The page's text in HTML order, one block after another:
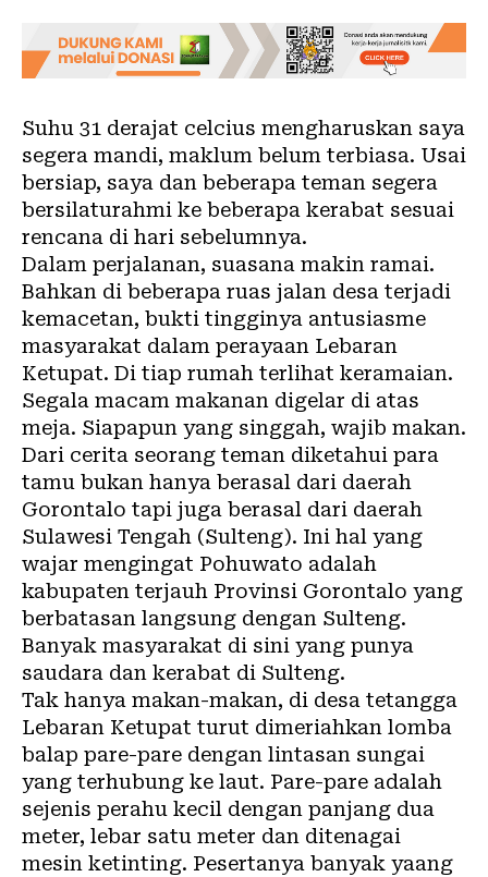
Suhu 31 derajat celcius mengharuskan saya
segera mandi, maklum belum terbiasa. Usai
bersiap, saya dan beberapa teman segera
bersilaturahmi ke beberapa kerabat sesuai
rencana di hari sebelumnya.
Dalam perjalanan, suasana makin ramai.
Bahkan di beberapa ruas jalan desa terjadi
kemacetan, bukti tingginya antusiasme
masyarakat dalam perayaan Lebaran
Ketupat. Di tiap rumah terlihat keramaian.
Segala macam makanan digelar di atas
meja. Siapapun yang singgah, wajib makan.
Dari cerita seorang teman diketahui para
tamu bukan hanya berasal dari daerah
Gorontalo tapi juga berasal dari daerah
Sulawesi Tengah (Sulteng). Ini hal yang
wajar mengingat Pohuwato adalah
kabupaten terjauh Provinsi Gorontalo yang
berbatasan langsung dengan Sulteng.
Banyak masyarakat di sini yang punya
saudara dan kerabat di Sulteng.
Tak hanya makan-makan, di desa tetangga
Lebaran Ketupat turut dimeriahkan lomba
balap pare-pare dengan lintasan sungai
yang terhubung ke laut. Pare-pare adalah
sejenis perahu kecil dengan panjang dua
meter, lebar satu meter dan ditenagai
mesin ketinting. Pesertanya banyak yaang